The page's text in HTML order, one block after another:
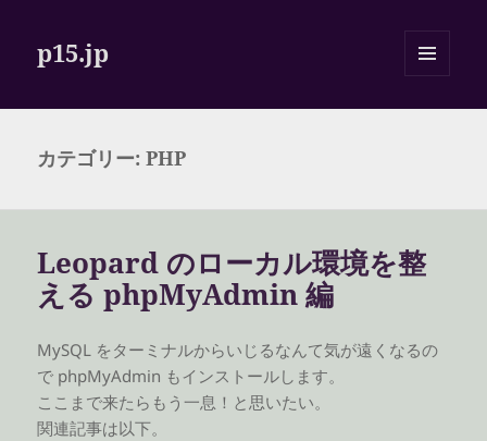
p15.jp
ーとウ
カテゴリー:PHP
Leopard のローカル環境を整
える phpMyAdmin 編
MySQL をターミナルからいじるなんて気が遠くなるの
で phpMyAdmin もインストールします。
ここまで来たらもう一息！と思いたい。
関連記事は以下。